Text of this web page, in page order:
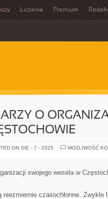
Liczenie Premium
O
ON SIE - 7 - 2025
MOŻLIWOŚĆ
swojego wesela w
niezmiernie czasochłonne.